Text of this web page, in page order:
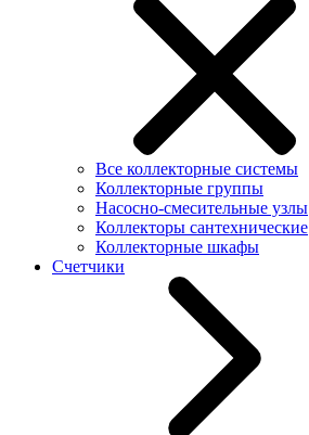
Все коллекторные системы
Коллекторные группы
Насосно-смесительные узлы
Коллекторы сантехнические
Коллекторные шкафы
Счетчики